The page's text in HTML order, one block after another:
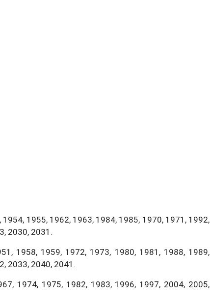
1955, 1962, 1963, 1984, 1985, 1970, 1971, 1992,
2030, 2031.
1958, 1959, 1972, 1973, 1980, 1981, 1988, 1989,
2033, 2040, 2041.
1974, 1975, 1982, 1983, 1996, 1997, 2004, 2005,